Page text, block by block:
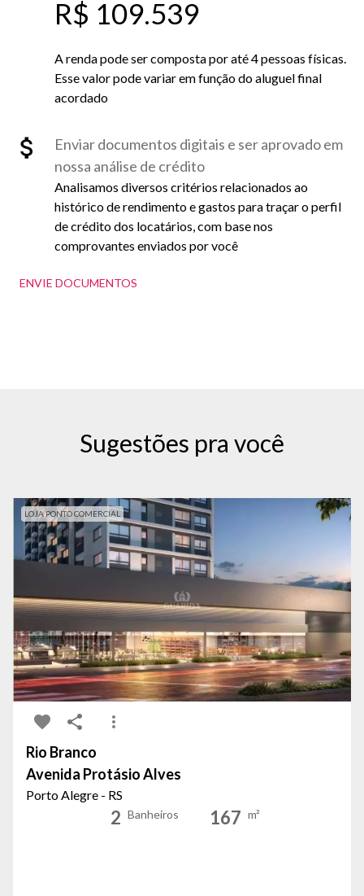
R$ 109.539
A renda pode ser composta por até 4 pessoas físicas.
Esse valor pode variar em função do aluguel final
acordado
Enviar documentos digitais e ser aprovado em
nossa análise de crédito
Analisamos diversos critérios relacionados ao
histórico de rendimento e gastos para traçar o perfil
de crédito dos locatários, com base nos
comprovantes enviados por você
ENVIE DOCUMENTOS
Sugestões pra você
LOJA PONTO COMERCIAL
Rio Branco
Avenida Protásio Alves
Porto Alegre - RS
2 Banheiros 167 m²